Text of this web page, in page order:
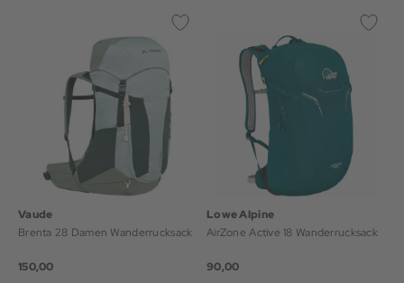
Vaude
Brenta 28 Damen Wanderrucksack
150,00
Lowe Alpine
AirZone Active 18 Wanderrucksack
90,00